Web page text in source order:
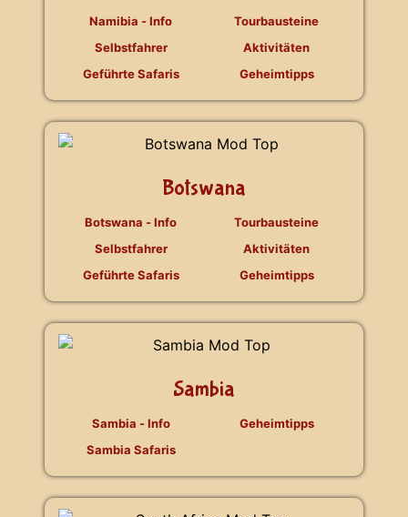
Namibia - Info
Selbstfahrer
Geführte Safaris
Tourbausteine
Aktivitäten
Geheimtipps
Botswana
Botswana - Info
Selbstfahrer
Geführte Safaris
Tourbausteine
Aktivitäten
Geheimtipps
Sambia
Sambia - Info
Sambia Safaris
Geheimtipps